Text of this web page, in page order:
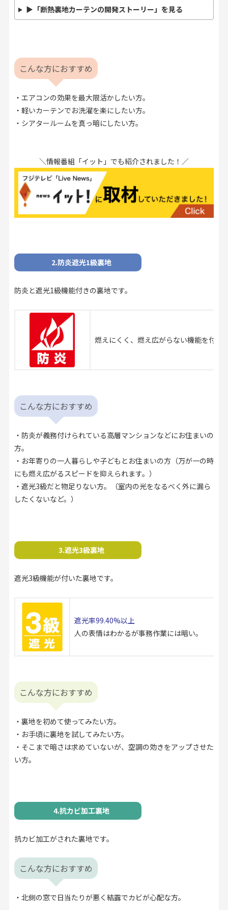
▶「断熱裏地カーテンの開発ストーリー」を見る
こんな方におすすめ
・エアコンの効果を最大限活かしたい方。
・軽いカーテンでお洗濯を楽にしたい方。
・シアタールームを真っ暗にしたい方。
＼情報番組「イット」でも紹介されました！／
2.防炎遮光1級裏地
防炎と遮光1級機能付きの裏地です。
燃えにくく、燃え広がらない機能を付与
こんな方におすすめ
・防炎が義務付けられている高層マンションなどにお住まいの
方。
・お年寄りの一人暮らしや子どもとお住まいの方（万が一の時
にも燃え広がるスピードを抑えられます。）
・遮光3級だと物足りない方。（室内の光をなるべく外に漏ら
したくないなど。）
3.遮光3級裏地
遮光3級機能が付いた裏地です。
遮光率99.40%以上
人の表情はわかるが事務作業には暗い。
こんな方におすすめ
・裏地を初めて使ってみたい方。
・お手頃に裏地を試してみたい方。
・そこまで暗さは求めていないが、空調の効きをアップさせた
い方。
4.抗カビ加工裏地
抗カビ加工がされた裏地です。
こんな方におすすめ
・北側の窓で日当たりが悪く結露でカビが心配な方。